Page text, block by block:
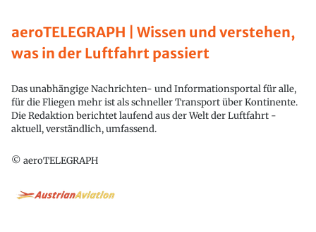
aeroTELEGRAPH | Wissen und verstehen,
was in der Luftfahrt passiert
Das unabhängige Nachrichten- und Informationsportal für alle,
für die Fliegen mehr ist als schneller Transport über Kontinente.
Die Redaktion berichtet laufend aus der Welt der Luftfahrt -
aktuell, verständlich, umfassend.
© aeroTELEGRAPH